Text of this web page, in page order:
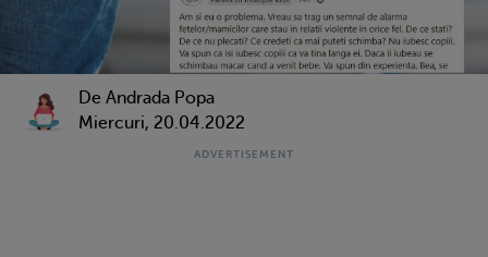
De Andrada Popa
Miercuri, 20.04.2022